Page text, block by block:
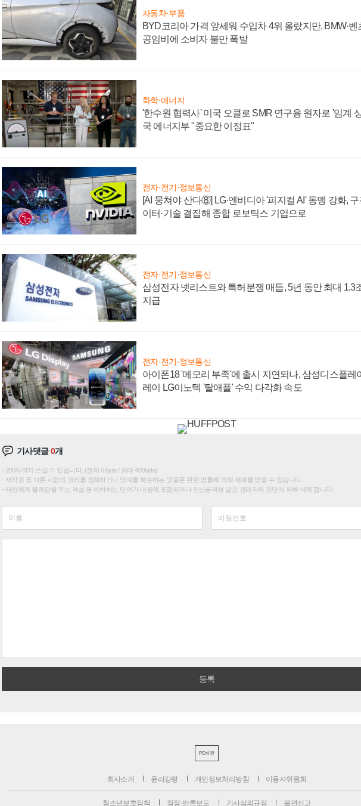
자동차·부품
BYD코리아 가격 앞세워 수입차 4위 올랐지만, BMW·벤
공임비에 소비자 불만 폭발
화학·에너지
'한수원 협력사' 미국 오클로 SMR 연구용 원자로 '임계
국 에너지부 "중요한 이정표"
전자·전기·정보통신
[AI 뭉쳐야 산다⑧] LG·엔비디아 '피지컬 AI' 동맹 강화, 구
이터·기술 결집해 종합 로보틱스 기업으로
전자·전기·정보통신
삼성전자 넷리스트와 특허분쟁 매듭, 5년 동안 최대 1.3
지급
전자·전기·정보통신
아이폰18 '메모리 부족'에 출시 지연되나, 삼성디스플레
레이 LG이노텍 '탈애플' 수익 다각화 속도
기사댓글0개
200자까지 쓰실 수 있습니다. (현재 0 byte / 최대 400byte)
저작권 등 다른 사람의 권리를 침해하거나 명예를 훼손하는 댓글은 관련 법률에 의해 제재를 받을 수 있습니다.
타인에게 불쾌감을 주는 욕설 등 비하하는 단어가 내용에 포함되거나 인신공격성 글은 관리자의 판단에 의해 삭제 합니다.
PC버전
회사소개 윤리강령 개인정보처리방침 이용자위원회
청소년보호정책 정정·반론보도 기사심의규정 불편신고